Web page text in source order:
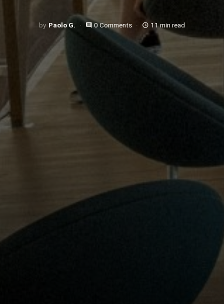
Paolo G. comment 0 Comments access_time 11 min read